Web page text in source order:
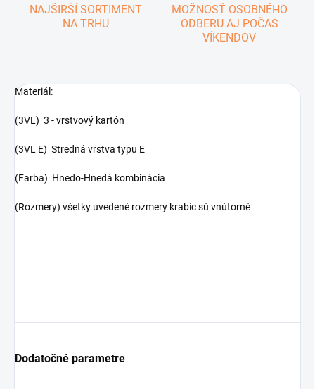
NAJŠIRŠÍ SORTIMENT
NA TRHU
MOŽNOSŤ OSOBNÉHO
ODBERU AJ POČAS
VÍKENDOV
Materiál:
(3VL) 3 - vrstvový kartón
(3VL E) Stredná vrstva typu E
(Farba) Hnedo-Hnedá kombinácia
(Rozmery) všetky uvedené rozmery krabíc sú vnútorné
Dodatočné parametre